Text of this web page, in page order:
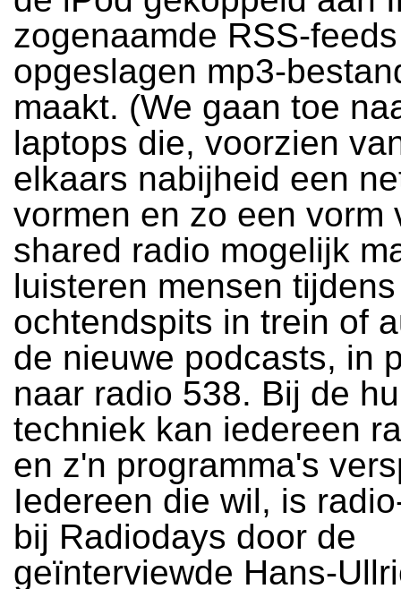
zogenaamde RSS-
opgeslagen mp3-
maakt. (We gaan toe
laptops die, voorzien
elkaars nabijheid een
vormen en zo een vorm
shared radio mogelijk
luisteren mensen
ochtendspits in trein of
de nieuwe podcasts, in
naar radio 538. Bij de
techniek kan iedereen
en z'n programma's
Iedereen die wil, is
bij Radiodays door de
geïnterviewde Hans-